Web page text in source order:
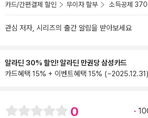
카드/간편결제 할인 무이자 할부 소득공제 370
관심 저자, 시리즈의 출간 알림을 받아보세요
알라딘 30% 할인! 알라딘 만권당 삼성카드
카드혜택 15% + 이벤트혜택 15% (~2025.12.31)
0